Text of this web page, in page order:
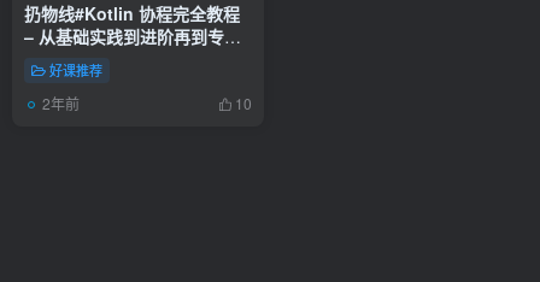
扔物线#Kotlin 协程完全教程
– 从基础实践到进阶再到专家
（上新）-百度网盘-下载
好课推荐
2年前 10